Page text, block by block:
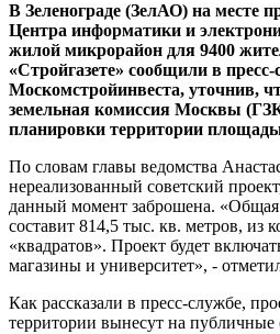
В Зеленограде (ЗелАО) на месте
Центра информатики и
жилой микрорайон для 9400
«Стройгазете» сообщили в пресс-
Москомстройинвеста, уточнив,
земельная комиссия Москвы
планировки территории
По словам главы ведомства
нереализованный советский
данный момент заброшена. «Общая
составит 814,5 тыс. кв. метров, из
«квадратов». Проект будет
магазины и университет», -
Как рассказали в пресс-службе,
территории вынесут на публичные